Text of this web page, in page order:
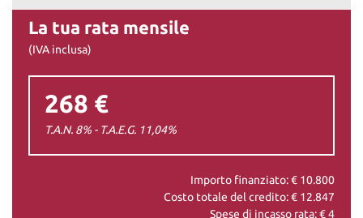
La tua rata mensile
(IVA inclusa)
268 €
T.A.N. 8% - T.A.E.G. 11,04%
Importo finanziato: € 10.800
Costo totale del credito: € 12.847
Spese di incasso rata: €4